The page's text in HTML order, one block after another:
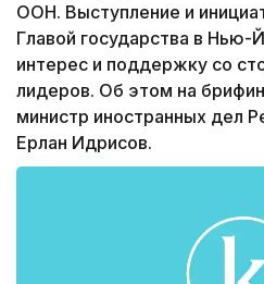
ООН. Выступление и
Главой государства в
интерес и поддержку со
лидеров. Об этом на
министр иностранных дел
Ерлан Идрисов.